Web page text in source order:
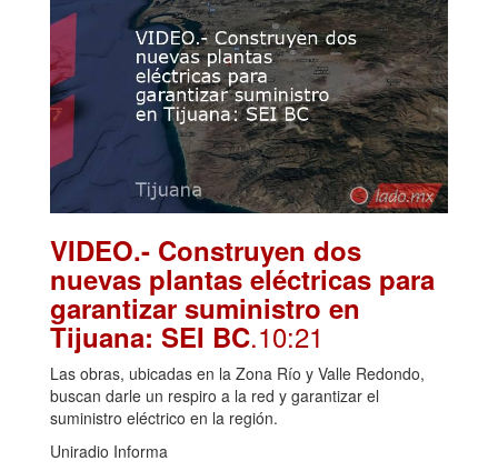
VIDEO.- Construyen dos
nuevas plantas eléctricas para
garantizar suministro en
Tijuana: SEI BC.10:21
Las obras, ubicadas en la Zona Río y Valle Redondo,
buscan darle un respiro a la red y garantizar el
suministro eléctrico en la región.
Uniradio Informa